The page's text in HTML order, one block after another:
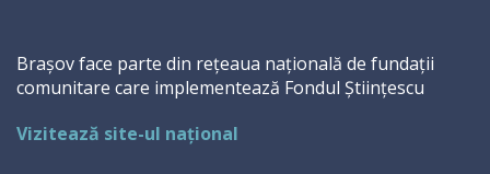
Brașov face parte din rețeaua națională de fundații
comunitare care implementează Fondul Științescu
Vizitează site-ul național